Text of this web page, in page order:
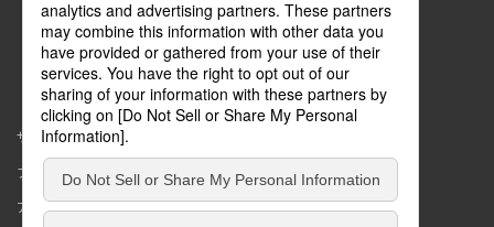
動画特設サイト
マイページ
サイトマップ
プライバシーポリシー
コミュニティガイドライン
アクセシビリティ